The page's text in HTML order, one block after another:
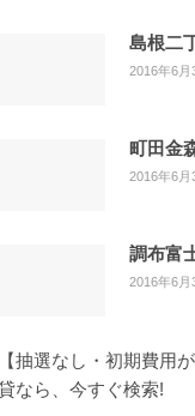
島根二
2016年6月
町田金
2016年6月
調布富
2016年6月
【抽選なし・初期費用
なら、今すぐ検索!